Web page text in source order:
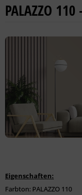
PALAZZO
Eigenschaften:
Farbton: PALAZZO 110